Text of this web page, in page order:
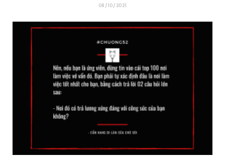
08/10/2021